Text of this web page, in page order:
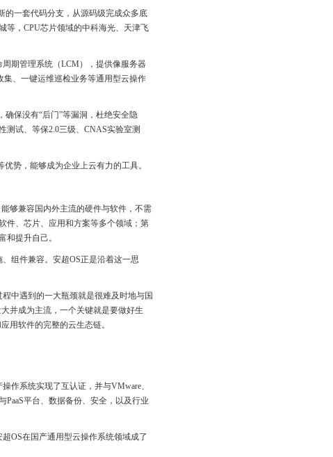
的一套代码分支，从源码级完成众多底
等，CPU芯片领域的中科海光、天津飞
期管理系统（LCM），提供像服务器
、一键运维巡检业务等通用型云操作
保没有“后门”等漏洞，杜绝安全隐
测试、等保2.0三级、CNAS实验室测
势，能够成为企业上云有力的工具。
够兼容国内外主流的硬件与软件，不需
件、芯片、应用和方案等多个领域；第
和提升自己。
组件兼容。安超OS正是沿着这一思
中遇到的一大瓶颈就是很难及时地与国
并成为主流，一个关键就是要做好生
用软件的完整的云生态链。
作系统实现了互认证，并与VMware、
平台、数据备份、安全，以及行业
OS在国产通用型云操作系统领域成了